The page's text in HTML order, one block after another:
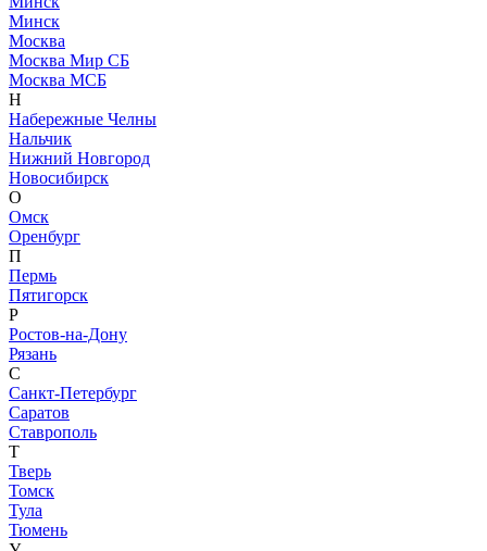
Минск
Москва
Москва Мир СБ
Москва МСБ
Н
Набережные Челны
Нальчик
Нижний Новгород
Новосибирск
О
Омск
Оренбург
П
Пермь
Пятигорск
Р
Ростов-на-Дону
Рязань
С
Санкт-Петербург
Саратов
Ставрополь
Т
Тверь
Томск
Тула
Тюмень